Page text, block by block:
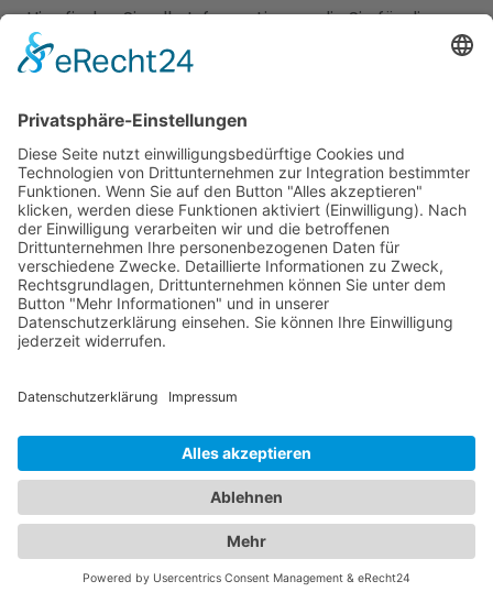
Hier finden Sie alle Informationen, die Sie für die
Gesundheit Ihrer Familie benötigen. Unsere
Augenärzte in Altbach (Württemberg) sind
Diagnose, Behandlung und Pflege von
Augenerkrankungen spezialisiert haben. Von
Routineuntersuchungen bis hin zu speziellen
Augenbehandlungen stehen Ihnen diese
Fachärzte mit ihrem Fachwissen und modernen
medizinischen Geräten zur Verfügung. Zusätzlich
bieten wir Zugang zu erfahrenen Kinderärzten in
Altbach (Württemberg), die sich liebevoll um das
Wohlergehen Ihrer Kinder kümmern. Diese
Vorsorgeuntersuchungen, Impfungen und
Ihrer Kleinen. Unser Portal ermöglicht es Ihnen, die
besten Augenärzte und den bestenKinderarzt
Altbach (Württemberg)zu finden und Ihre Familie
in kompetente Hände zu legen. Vertrauen Sie auf
unsere sorgfältig ausgewählten Fachexperten, um
die optimale Gesundheit Ihrer Augen und die Ihrer